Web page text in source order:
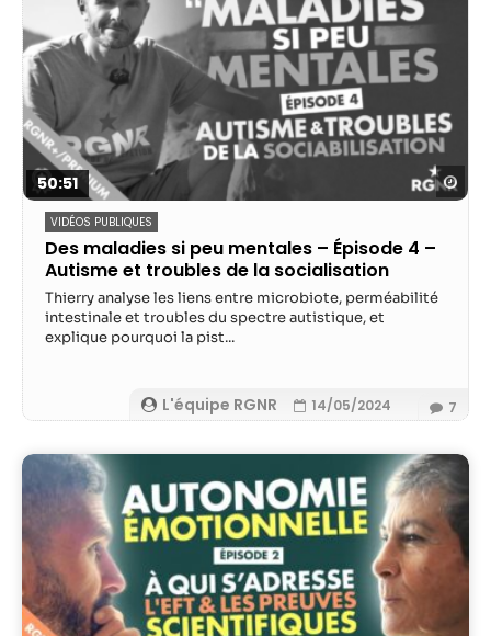
50:51
VIDÉOS PUBLIQUES
Des maladies si peu mentales – Épisode 4 –
Autisme et troubles de la socialisation
L'équipe RGNR 14/05/2024
Thierry analyse les liens entre microbiote, perméabilité
intestinale et troubles du spectre autistique, et
explique pourquoi la pist...
7
fonctionnalité
et la structure
du site Web,
en fonction
de la façon
dont le site
Web est
Experience
Afin que notre
site Web
fonctionne
Si vous refusez
certaines
fonctionnalités
disparaîtront
du site Web.
Marketing
En partageant